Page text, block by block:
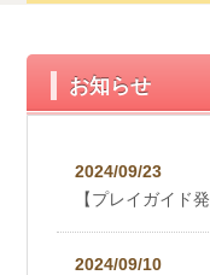
お知らせ
2024/09/23
【プレイガイド
2024/09/10